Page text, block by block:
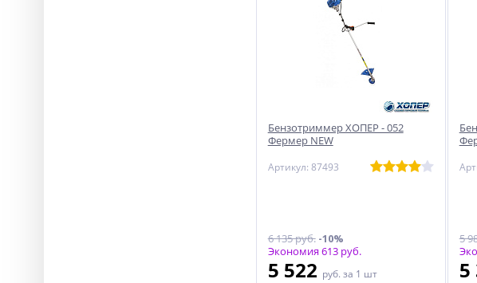
Бензотриммер ХОПЕР - 052
Фермер NEW
Артикул: 87493
6 135 руб.-10%
Экономия 613 руб.
5 522 руб. за 1 шт
5
5